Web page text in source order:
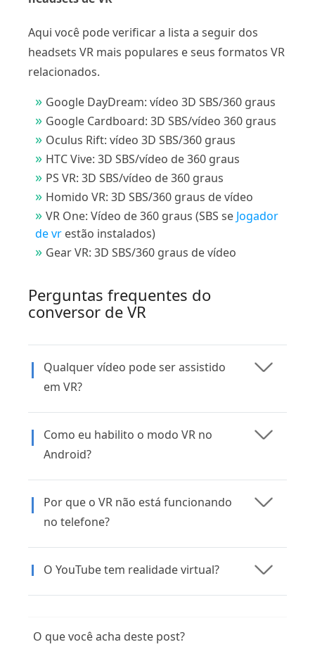
Aqui você pode verificar a lista a seguir dos
headsets VR mais populares e seus formatos VR
relacionados.
Google DayDream: vídeo 3D SBS/360 graus
Google Cardboard: 3D SBS/vídeo 360 graus
Oculus Rift: vídeo 3D SBS/360 graus
HTC Vive: 3D SBS/vídeo de 360 ​​graus
PS VR: 3D SBS/vídeo de 360 ​​graus
Homido VR: 3D SBS/360 graus de vídeo
VR One: Vídeo de 360 ​​graus (SBS se Jogador
de vr estão instalados)
Gear VR: 3D SBS/360 graus de vídeo
Perguntas frequentes do
conversor de VR
Qualquer vídeo pode ser assistido
em VR?
Como eu habilito o modo VR no
Android?
Por que o VR não está funcionando
no telefone?
O YouTube tem realidade virtual?
O que você acha deste post?